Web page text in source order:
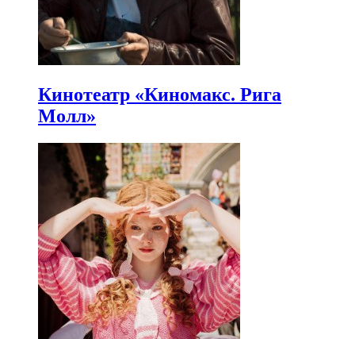
Кинотеатр «Киномакс. Рига
Молл»